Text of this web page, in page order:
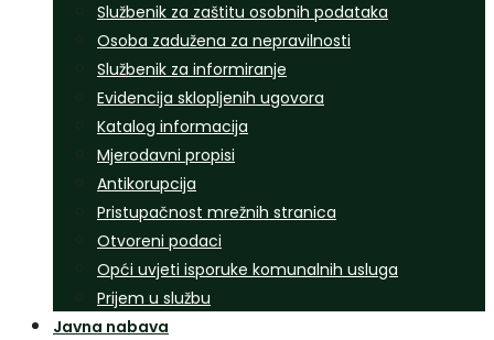
Službenik za zaštitu osobnih podataka
Osoba zadužena za nepravilnosti
Službenik za informiranje
Evidencija sklopljenih ugovora
Katalog informacija
Mjerodavni propisi
Antikorupcija
Pristupačnost mrežnih stranica
Otvoreni podaci
Opći uvjeti isporuke komunalnih usluga
Prijem u službu
Javna nabava